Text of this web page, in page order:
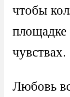
чтобы
площадке
чувствах.
Любовь